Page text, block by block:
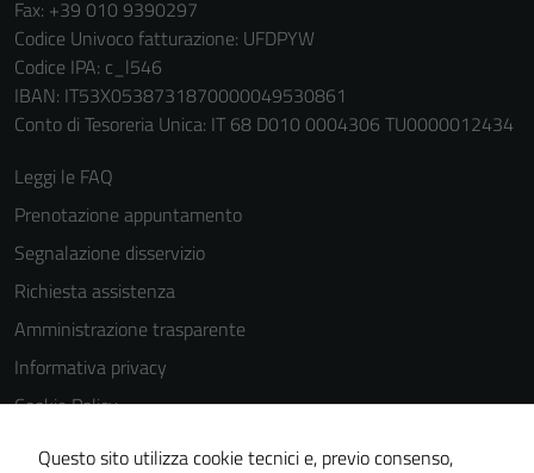
Fax: +39 010 9390297
Codice Univoco fatturazione: UFDPYW
Codice IPA: c_l546
IBAN: IT53X0538731870000049530861
Conto di Tesoreria Unica: IT 68 D010 0004306 TU0000012434
Leggi le FAQ
Prenotazione appuntamento
Segnalazione disservizio
Richiesta assistenza
Amministrazione trasparente
Informativa privacy
Cookie Policy
Note legali
Questo sito utilizza cookie tecnici e, previo consenso,
possono
disabilitati.
Questi cookie
servizi esterni